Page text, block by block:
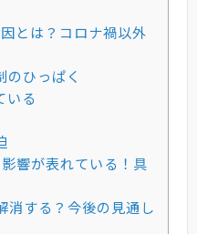
とは？コロナ禍以外
のひっぱく
いる
響が表れている！具
する？今後の見通し